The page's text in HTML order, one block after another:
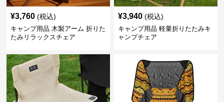
¥3,760 (税込)
キャンプ用品 木製アーム 折りた
たみリラックスチェア
¥3,940 (税込)
キャンプ用品 軽量折りたたみキ
ャンプチェア